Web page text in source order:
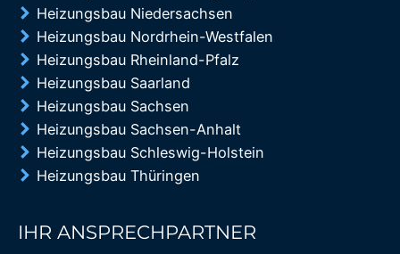
Heizungsbau Niedersachsen
Heizungsbau Nordrhein-Westfalen
Heizungsbau Rheinland-Pfalz
Heizungsbau Saarland
Heizungsbau Sachsen
Heizungsbau Sachsen-Anhalt
Heizungsbau Schleswig-Holstein
Heizungsbau Thüringen
IHR ANSPRECHPARTNER